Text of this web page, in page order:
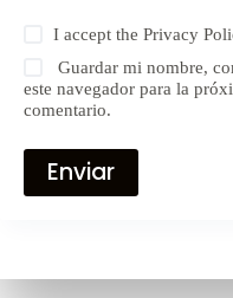
I accept thePrivacy
Guardar mi nombre,
este navegador para la
comentario.
Enviar